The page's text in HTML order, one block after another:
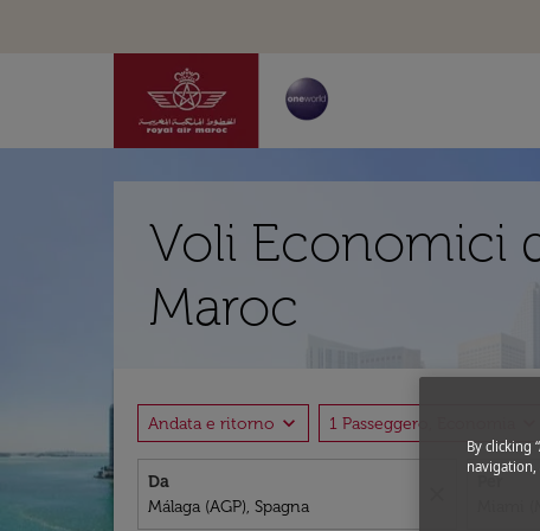
Voli Economici
Maroc
Andata e ritorno expand_more 1 Passeggero, Economia
Da Per
By clicking
navigation,